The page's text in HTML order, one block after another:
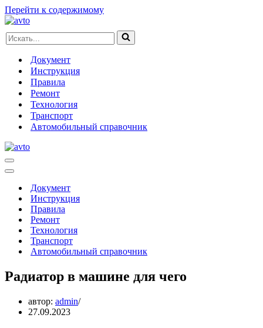
Перейти к содержимому
Искать...
Документ
Инструкция
Правила
Ремонт
Технология
Транспорт
Автомобильный справочник
Меню
навигации
Меню
навигацииДокумент
Инструкция
Правила
Ремонт
Технология
Транспорт
Автомобильный справочник
Радиатор в машине для чего
автор: admin
27.09.2023